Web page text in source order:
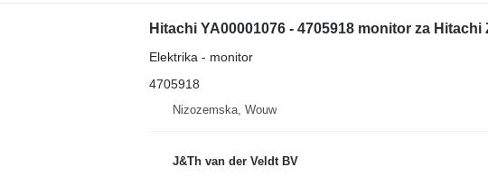
Elektrika - monitor
4705918
Nizozemska, Wouw
J&Th van der Veldt BV